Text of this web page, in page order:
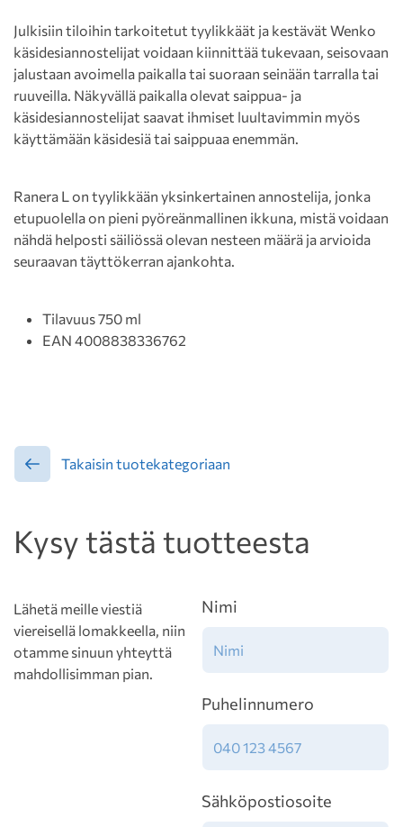
Julkisiin tiloihin tarkoitetut tyylikkäät ja kestävät Wenko
käsidesiannostelijat voidaan kiinnittää tukevaan, seisovaan
jalustaan avoimella paikalla tai suoraan seinään tarralla tai
ruuveilla. Näkyvällä paikalla olevat saippua- ja
käsidesiannostelijat saavat ihmiset luultavimmin myös
käyttämään käsidesiä tai saippuaa enemmän.
Ranera L on tyylikkään yksinkertainen annostelija, jonka
etupuolella on pieni pyöreänmallinen ikkuna, mistä voidaan
nähdä helposti säiliössä olevan nesteen määrä ja arvioida
seuraavan täyttökerran ajankohta.
Tilavuus 750 ml
EAN 4008838336762
Takaisin tuotekategoriaan
Kysy tästä tuotteesta
Lähetä meille viestiä
viereisellä lomakkeella, niin
otamme sinuun yhteyttä
mahdollisimman pian.
Nimi
Puhelinnumero
Sähköpostiosoite